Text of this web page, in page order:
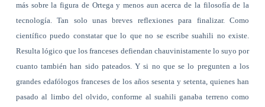
más sobre la figura de Ortega y menos aun acerca de la filosofía de la
tecnología. Tan solo unas breves reflexiones para finalizar. Como
científico puedo constatar que lo que no se escribe suahili no existe.
Resulta lógico que los franceses defiendan chauvinistamente lo suyo por
cuanto también han sido pateados. Y si no que se lo pregunten a los
grandes edafólogos franceses de los años sesenta y setenta, quienes han
pasado al limbo del olvido, conforme al suahili ganaba terreno como